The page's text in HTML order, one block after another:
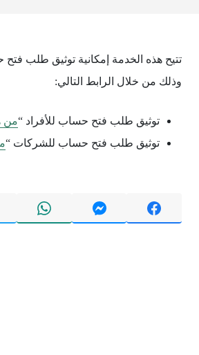
تتيح هذه الخدمة إمكانية توثيق طلب فتح
وذلك من خلال الرابط التالي:
توثيق طلب فتح حساب للأفراد “من
توثيق طلب فتح حساب للشركات “